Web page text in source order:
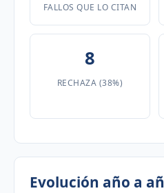
FALLOS QUE LO CITAN
8
RECHAZA (38%)
Evolución año a